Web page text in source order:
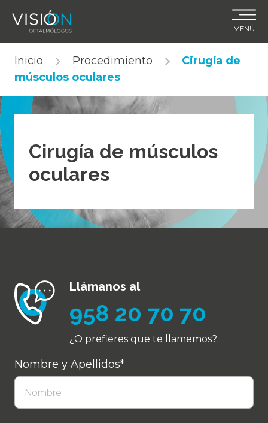
content
MENÚ
Inicio Procedimiento
Cirugía de
músculos oculares
Cirugía de músculos
oculares
Llámanos al
958 20 70 70
¿O prefieres que te llamemos?:
Nombre y Apellidos*